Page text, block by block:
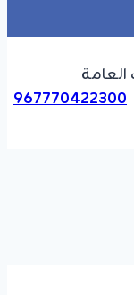
967770422300